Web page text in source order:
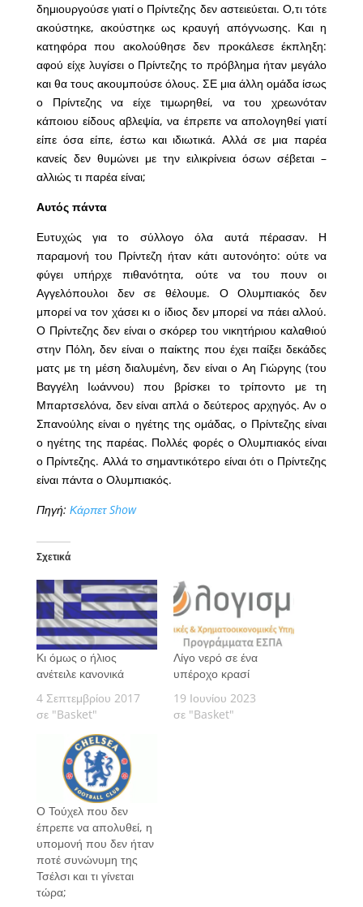
δημιουργούσε γιατί ο Πρίντεζης δεν αστειεύεται. Ο,τι τότε
ακούστηκε, ακούστηκε ως κραυγή απόγνωσης. Και η
κατηφόρα που ακολούθησε δεν προκάλεσε έκπληξη:
αφού είχε λυγίσει ο Πρίντεζης το πρόβλημα ήταν μεγάλο
και θα τους ακουμπούσε όλους. ΣΕ μια άλλη ομάδα ίσως
ο Πρίντεζης να είχε τιμωρηθεί, να του χρεωνόταν
κάποιου είδους αβλεψία, να έπρεπε να απολογηθεί γιατί
είπε όσα είπε, έστω και ιδιωτικά. Αλλά σε μια παρέα
κανείς δεν θυμώνει με την ειλικρίνεια όσων σέβεται –
αλλιώς τι παρέα είναι;
Αυτός πάντα
Ευτυχώς για το σύλλογο όλα αυτά πέρασαν. Η
παραμονή του Πρίντεζη ήταν κάτι αυτονόητο: ούτε να
φύγει υπήρχε πιθανότητα, ούτε να του πουν οι
Αγγελόπουλοι δεν σε θέλουμε. Ο Ολυμπιακός δεν
μπορεί να τον χάσει κι ο ίδιος δεν μπορεί να πάει αλλού.
Ο Πρίντεζης δεν είναι ο σκόρερ του νικητήριου καλαθιού
στην Πόλη, δεν είναι ο παίκτης που έχει παίξει δεκάδες
ματς με τη μέση διαλυμένη, δεν είναι ο Αη Γιώργης (του
Βαγγέλη Ιωάννου) που βρίσκει το τρίποντο με τη
Μπαρτσελόνα, δεν είναι απλά ο δεύτερος αρχηγός. Αν ο
Σπανούλης είναι ο ηγέτης της ομάδας, ο Πρίντεζης είναι
ο ηγέτης της παρέας. Πολλές φορές ο Ολυμπιακός είναι
ο Πρίντεζης. Αλλά το σημαντικότερο είναι ότι ο Πρίντεζης
είναι πάντα ο Ολυμπιακός.
Πηγή: Κάρπετ Show
Σχετικά
Κι όμως ο ήλιος
ανέτειλε κανονικά
4 Σεπτεμβρίου 2017
σε "Basket"
Λίγο νερό σε ένα
υπέροχο κρασί
19 Ιουνίου 2023
σε "Basket"
Ο Τούχελ που δεν
έπρεπε να απολυθεί, η
υπομονή που δεν ήταν
ποτέ συνώνυμη της
Τσέλσι και τι γίνεται
τώρα;